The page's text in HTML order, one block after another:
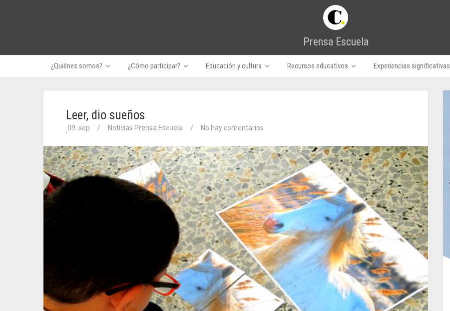
Prensa Escuela
¿Quiénes somos? ¿Cómo participar? Educación y cultura Recursos educativos Experiencias significativas
Leer, dio sueños
;09. sep / Noticias Prensa Escuela / No hay comentarios